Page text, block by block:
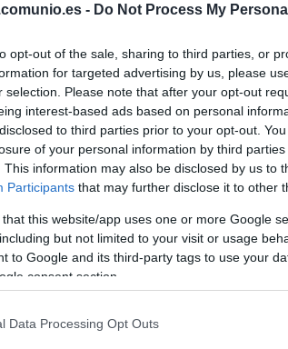
- Do Not Process My
opt-out of the sale, sharing to third parties, or
for targeted advertising by us, please
selection. Please note that after your opt-out
interest-based ads based on personal
to third parties prior to your opt-out.
of your personal information by third parties
This information may also be disclosed by us to
Participants that may further disclose it to other
that this website/app uses one or more Google
but not limited to your visit or usage
to Google and its third-party tags to use your
consent section.
Data Processing Opt Outs
en el segundo equipo del PSV
el NEC Nijmegen para jugar en el filial,
un duelo ante el PSV.
el NEC, llamó la atención de varios
Brujas por 1 millón de euros. Sólo estuvo
en agosto de 2019 fue fichado por el
jugó y no pudo evitar el descenso de
en 2020/21, fue uno de los mejores
Villarreal ha apostado fuerte por él y ha
2026.
por Países Bajos y ya ha jugado dos